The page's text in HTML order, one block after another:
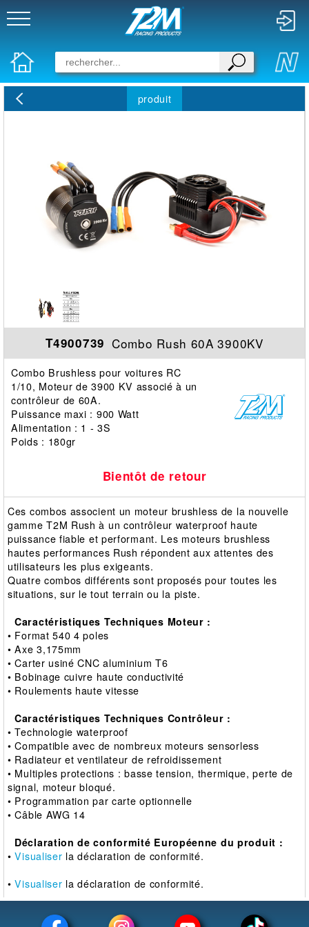
produit
T4900739 Combo Rush 60A 3900KV
Combo Brushless pour voitures RC
1/10, Moteur de 3900 KV associé à un
contrôleur de 60A.
Puissance maxi : 900 Watt
Alimentation : 1 - 3S
Poids : 180gr
Bientôt de retour
Ces combos associent un moteur brushless de la nouvelle
gamme T2M Rush à un contrôleur waterproof haute
puissance fiable et performant. Les moteurs brushless
hautes performances Rush répondent aux attentes des
utilisateurs les plus exigeants.
Quatre combos différents sont proposés pour toutes les
situations, sur le tout terrain ou la piste.
Caractéristiques Techniques Moteur :
• Format 540 4 poles
• Axe 3,175mm
• Carter usiné CNC aluminium T6
• Bobinage cuivre haute conductivité
• Roulements haute vitesse
Caractéristiques Techniques Contrôleur :
• Technologie waterproof
• Compatible avec de nombreux moteurs sensorless
• Radiateur et ventilateur de refroidissement
• Multiples protections : basse tension, thermique, perte de
signal, moteur bloqué.
• Programmation par carte optionnelle
• Câble AWG 14
Déclaration de conformité Européenne du produit :
•Visualiser la déclaration de conformité.
•Visualiser la déclaration de conformité.